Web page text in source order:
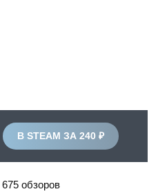
675 обзоров
В STEAM ЗА 240 ₽